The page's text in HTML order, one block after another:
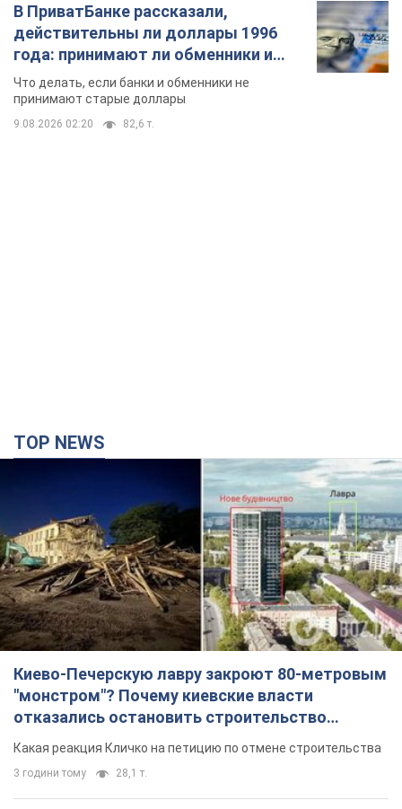
В ПриватБанке рассказали,
действительны ли доллары 1996
года: принимают ли обменники и
банки такие купюры
Что делать, если банки и обменники не
принимают старые доллары
9.08.2026 02:20 82,6 т.
TOP NEWS
Киево-Печерскую лавру закроют 80-метровым
"монстром"? Почему киевские власти
отказались остановить строительство
небоскреба "московского верующего"
Какая реакция Кличко на петицию по отмене строительства
3 години тому 28,1 т.